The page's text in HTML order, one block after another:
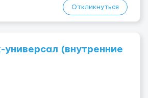
Откликнуться
универсал (внутренние